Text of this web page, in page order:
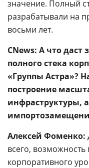
значение. Полный
разрабатывали на
восьми лет.
CNews: А что
полного стека
«Группы Астра»?
построение
инфраструктуры,
Алексей Фоменко:
всего,
корпоративного